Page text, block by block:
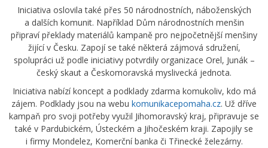
Iniciativa oslovila také přes 50 národnostních, náboženských
a dalších komunit. Například Dům národnostních menšin
připraví překlady materiálů kampaně pro nejpočetnější menšiny
žijící v Česku. Zapojí se také některá zájmová sdružení,
spolupráci už podle iniciativy potvrdily organizace Orel, Junák –
český skaut a Českomoravská myslivecká jednota.
Iniciativa nabízí koncept a podklady zdarma komukoliv, kdo má
zájem. Podklady jsou na webu komunikacepomaha.cz. Už dříve
kampaň pro svoji potřeby využil Jihomoravský kraj, připravuje se
také v Pardubickém, Ústeckém a Jihočeském kraji. Zapojily se
i firmy Mondelez, Komerční banka či Třinecké železárny.